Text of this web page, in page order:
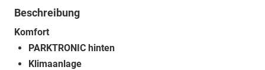
Beschreibung
Komfort
PARKTRONIC hinten
Klimaanlage